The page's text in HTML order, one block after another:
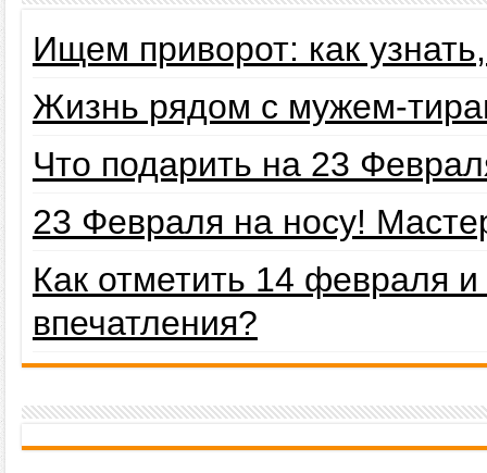
Ищем приворот: как
Жизнь рядом с мужем-
Что подарить на 23
23 Февраля на носу!
Как отметить 14 февраля
впечатления?